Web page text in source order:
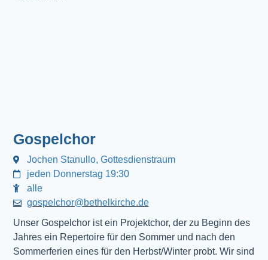
Gospelchor
Jochen Stanullo, Gottesdienstraum
jeden Donnerstag 19:30
alle
gospelchor@bethelkirche.de
Unser Gospelchor ist ein Projektchor, der zu Beginn des
Jahres ein Repertoire für den Sommer und nach den
Sommerferien eines für den Herbst/Winter probt. Wir sind